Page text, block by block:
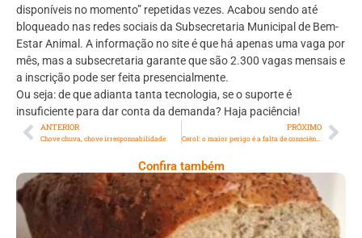
disponíveis no momento” repetidas vezes. Acabou sendo até
bloqueado nas redes sociais da Subsecretaria Municipal de Bem-
Estar Animal. A informação no site é que há apenas uma vaga por
mês, mas a subsecretaria garante que são 2.300 vagas mensais e
a inscrição pode ser feita presencialmente.
Ou seja: de que adianta tanta tecnologia, se o suporte é
insuficiente para dar conta da demanda? Haja paciência!
ANTERIOR
Chove chuva, chove irresponsabilidade
PRÓXIMO
Cerol: o maior perigo é a falta de consciência e a certeza da impunidade
Confira também